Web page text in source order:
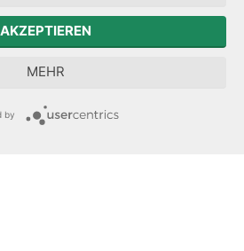
zur Aufarbeitung der SED-
AKZEPTIEREN
MEHR
by